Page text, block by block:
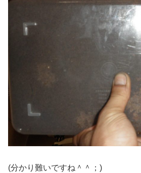
(分かり難いですね＾＾；)